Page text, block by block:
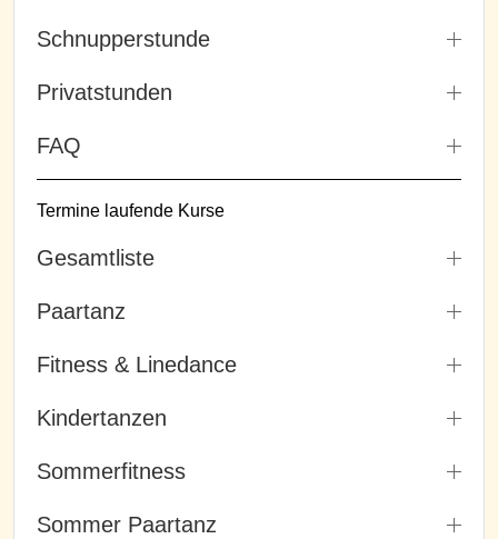
Schnupperstunde
Privatstunden
FAQ
Termine laufende Kurse
Gesamtliste
Paartanz
Fitness & Linedance
Kindertanzen
Sommerfitness
Sommer Paartanz